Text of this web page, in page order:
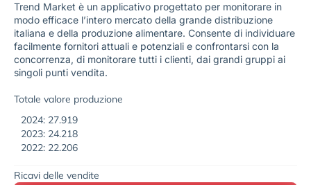
Trend Market è un applicativo progettato per monitorare in
modo efficace l’intero mercato della grande distribuzione
italiana e della produzione alimentare. Consente di individuare
facilmente fornitori attuali e potenziali e confrontarsi con la
concorrenza, di monitorare tutti i clienti, dai grandi gruppi ai
singoli punti vendita.
Totale valore produzione
2024: 27.919
2023: 24.218
2022: 22.206
Ricavi delle vendite